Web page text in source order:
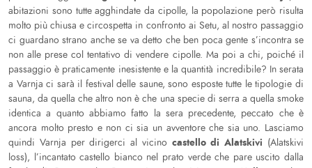
abitazioni sono tutte agghindate da cipolle, la popolazione però risulta
molto più chiusa e circospetta in confronto ai Setu, al nostro passaggio
ci guardano strano anche se va detto che ben poca gente s’incontra se
non alle prese col tentativo di vendere cipolle. Ma poi a chi, poiché il
passaggio è praticamente inesistente e la quantità incredibile? In serata
a Varnja ci sarà il festival delle saune, sono esposte tutte le tipologie di
sauna, da quella che altro non è che una specie di serra a quella smoke
identica a quanto abbiamo fatto la sera precedente, peccato che è
ancora molto presto e non ci sia un avventore che sia uno. Lasciamo
quindi Varnja per dirigerci al vicino castello di Alatskivi (Alatskivi
loss), l’incantato castello bianco nel prato verde che pare uscito dalla